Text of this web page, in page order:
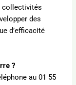
collectivités
des
d’efficacité
?
au 01 55